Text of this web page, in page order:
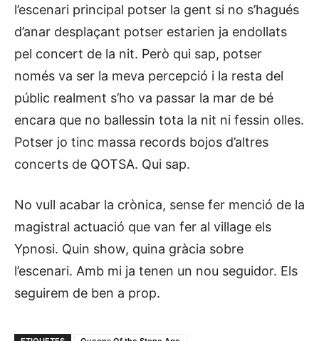
l’escenari principal potser la gent si no s’hagués
d’anar desplaçant potser estarien ja endollats
pel concert de la nit. Però qui sap, potser
només va ser la meva percepció i la resta del
públic realment s’ho va passar la mar de bé
encara que no ballessin tota la nit ni fessin olles.
Potser jo tinc massa records bojos d’altres
concerts de QOTSA. Qui sap.
No vull acabar la crònica, sense fer menció de la
magistral actuació que van fer al village els
Ypnosi. Quin show, quina gràcia sobre
l’escenari. Amb mi ja tenen un nou seguidor. Els
seguirem de ben a prop.